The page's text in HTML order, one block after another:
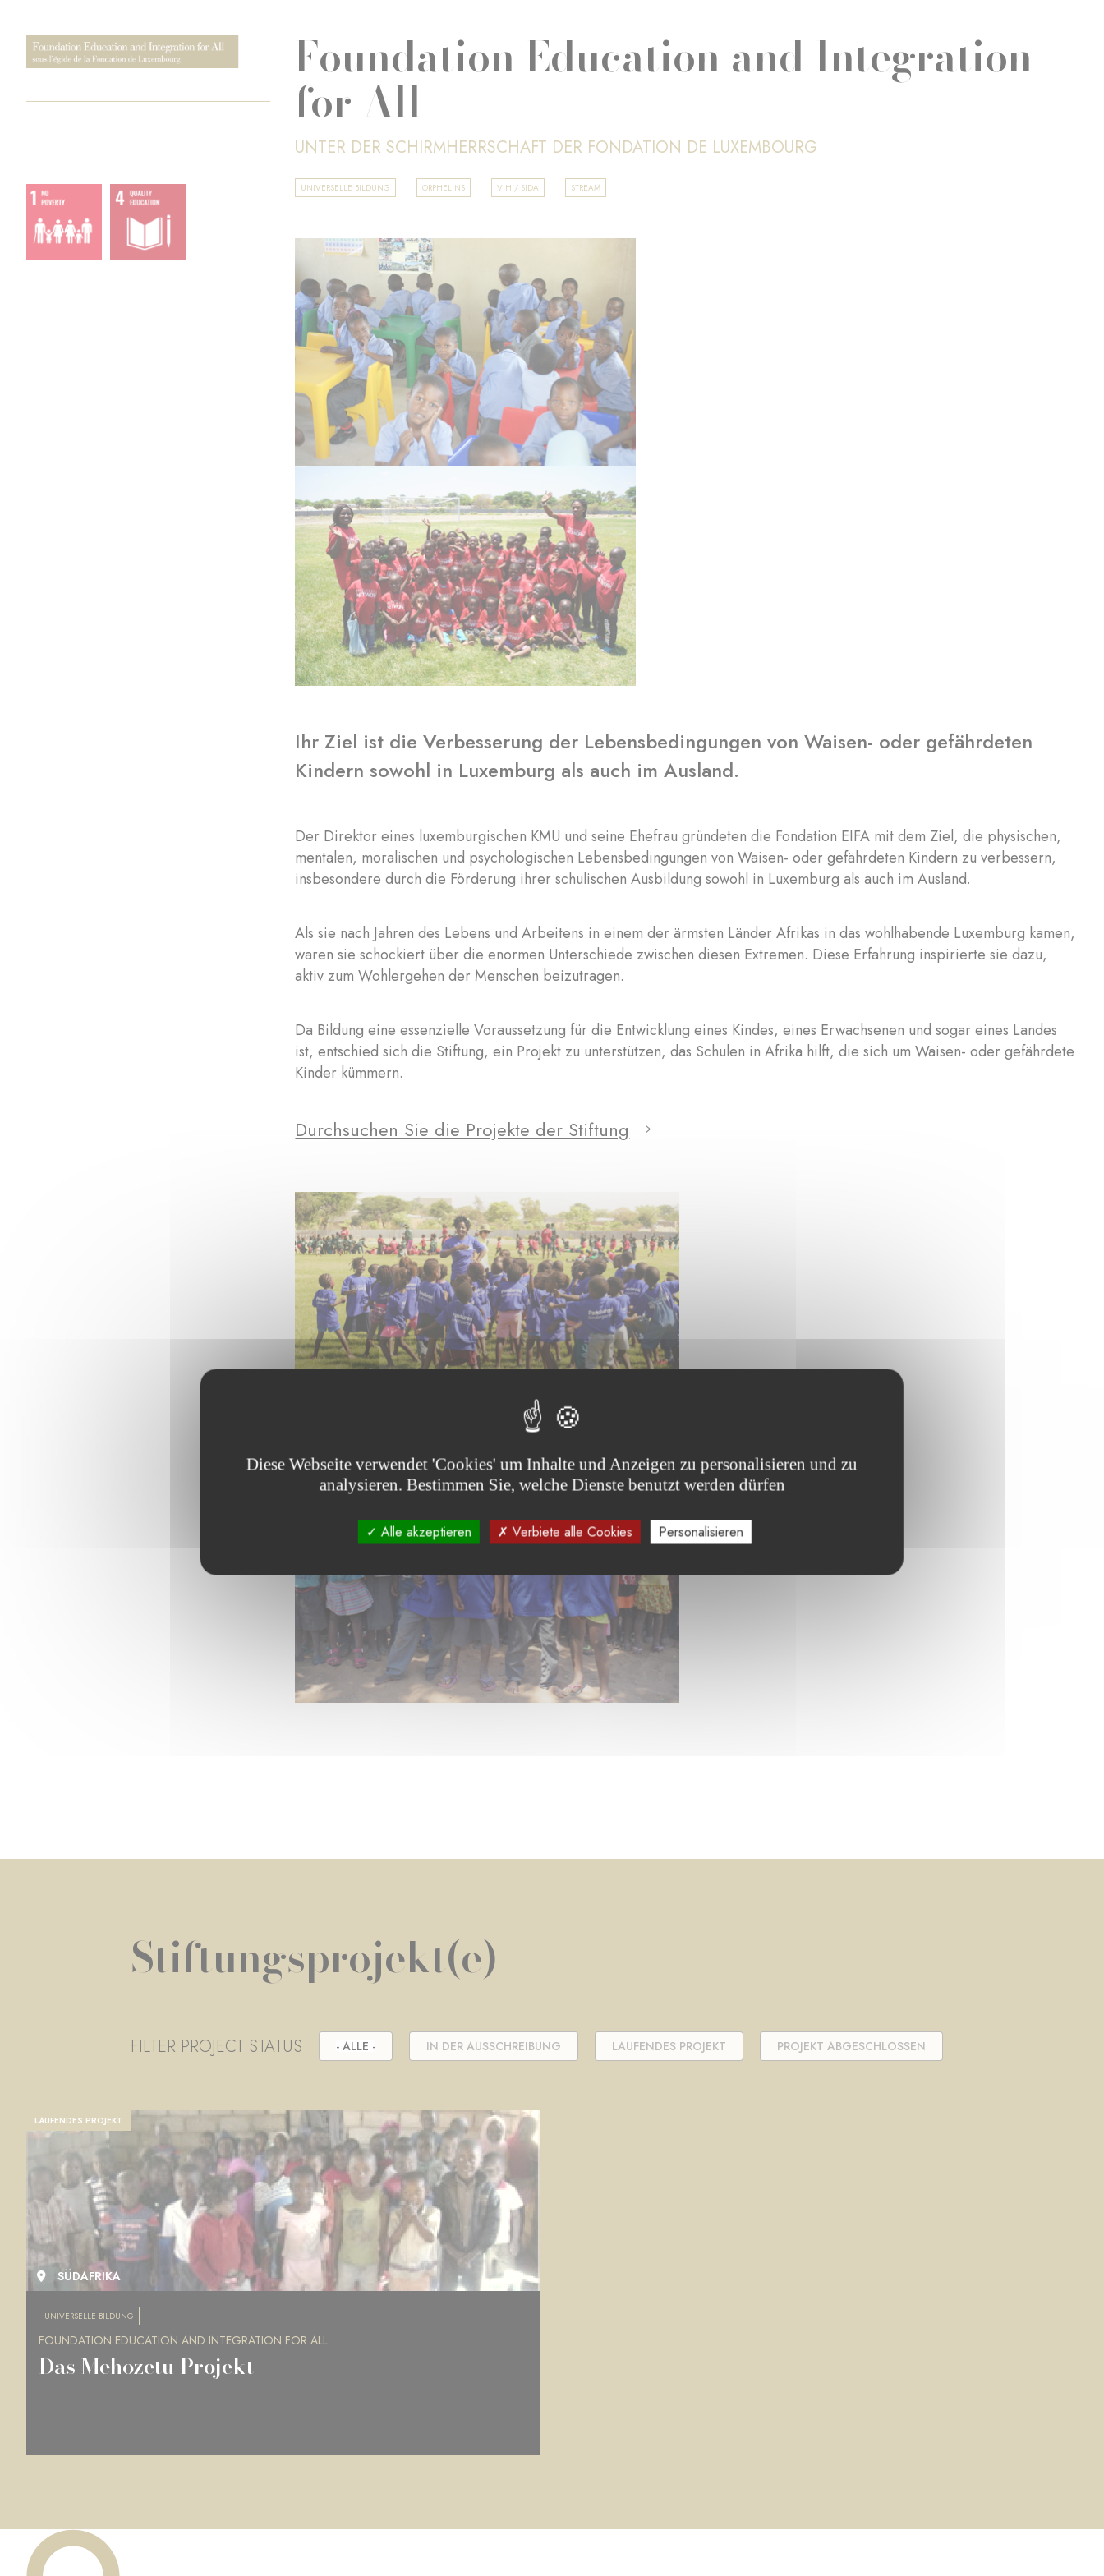
Foundation Education and Integration
for All
UNTER DER SCHIRMHERRSCHAFT DER FONDATION DE LUXEMBOURG
UNIVERSELLE BILDUNG ORPHELINS VIH / SIDA STREAM
Ihr Ziel ist die Verbesserung der Lebensbedingungen von Waisen- oder gefährdeten
Kindern sowohl in Luxemburg als auch im Ausland.
Der Direktor eines luxemburgischen KMU und seine Ehefrau gründeten die Fondation EIFA mit dem Ziel, die physischen,
mentalen, moralischen und psychologischen Lebensbedingungen von Waisen- oder gefährdeten Kindern zu verbessern,
insbesondere durch die Förderung ihrer schulischen Ausbildung sowohl in Luxemburg als auch im Ausland.
Als sie nach Jahren des Lebens und Arbeitens in einem der ärmsten Länder Afrikas in das wohlhabende Luxemburg kamen,
waren sie schockiert über die enormen Unterschiede zwischen diesen Extremen. Diese Erfahrung inspirierte sie dazu,
aktiv zum Wohlergehen der Menschen beizutragen.
Da Bildung eine essenzielle Voraussetzung für die Entwicklung eines Kindes, eines Erwachsenen und sogar eines Landes
ist, entschied sich die Stiftung, ein Projekt zu unterstützen, das Schulen in Afrika hilft, die sich um Waisen- oder gefährdete
Kinder kümmern.
Durchsuchen Sie die Projekte der Stiftung
Stiftungsprojekt(e)
FILTER PROJECT STATUS - ALLE - IN DER AUSSCHREIBUNG LAUFENDES PROJEKT PROJEKT ABGESCHLOSSEN
LAUFENDES PROJEKT
SÜDAFRIKA
UNIVERSELLE BILDUNG
FOUNDATION EDUCATION AND INTEGRATION FOR ALL
Das Mehozetu Projekt
Diese Webseite verwendet 'Cookies' um Inhalte und Anzeigen zu personalisieren und zu
analysieren. Bestimmen Sie, welche Dienste benutzt werden dürfen
Alle akzeptieren Verbiete alle Cookies Personalisieren